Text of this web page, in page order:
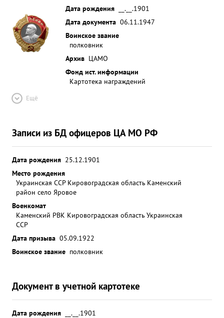
Дата рождения
__.__.1901
Дата документа 06.11.1947
Воинское звание
полковник
Архив ЦАМО
Фонд ист. информации
Картотека награждений
Ещё
Записи из БД офицеров ЦА МО РФ
Дата рождения 25.12.1901
Место рождения
Украинская ССР Кировоградская область Каменский
район село Яровое
Военкомат
Каменский РВК Кировоградская область Украинская
ССР
Дата призыва 05.09.1922
Воинское звание полковник
Документ в учетной картотеке
Дата рождения __.__.1901